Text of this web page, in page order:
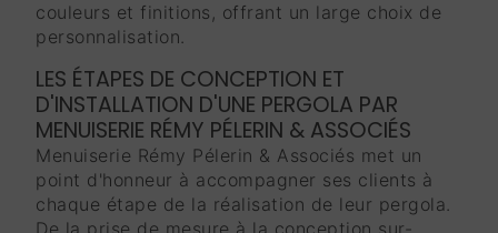
couleurs et finitions, offrant un large choix de
personnalisation.
LES ÉTAPES DE CONCEPTION ET
D'INSTALLATION D'UNE PERGOLA PAR
MENUISERIE RÉMY PÉLERIN & ASSOCIÉS
Menuiserie Rémy Pélerin & Associés met un
point d'honneur à accompagner ses clients à
chaque étape de la réalisation de leur pergola.
De la prise de mesure à la conception sur-